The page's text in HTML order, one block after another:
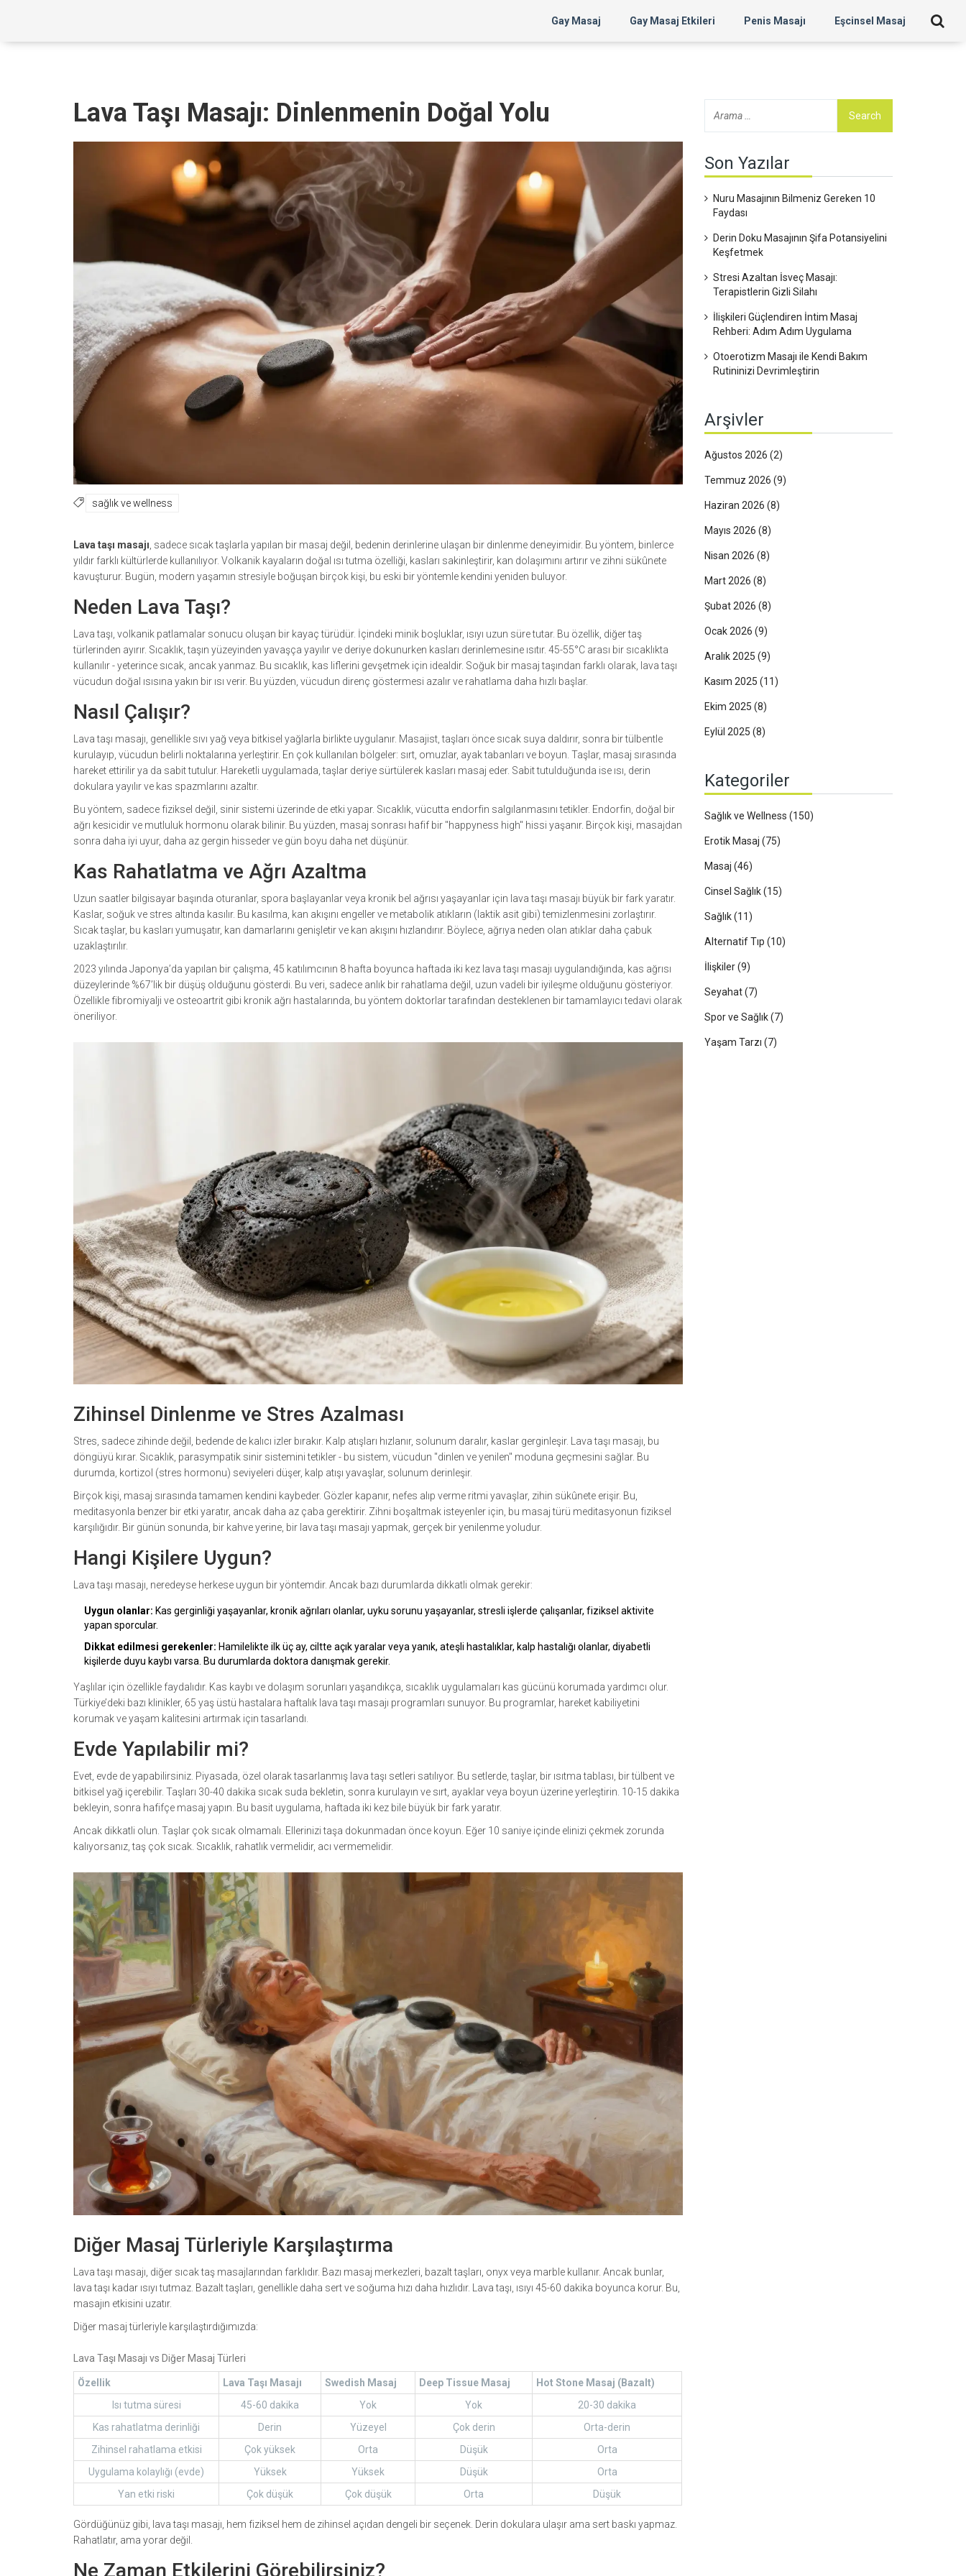
Gay Masaj Gay Masaj Etkileri Penis Masajı Eşcinsel Masaj
Lava Taşı Masajı: Dinlenmenin Doğal Yolu
sağlık ve wellness
Lava taşı masajı , sadece sıcak taşlarla yapılan bir masaj değil, bedenin derinlerine ulaşan bir dinlenme deneyimidir. Bu yöntem, binlerce
yıldır farklı kültürlerde kullanılıyor. Volkanik kayaların doğal ısı tutma özelliği, kasları sakinleştirir, kan dolaşımını artırır ve zihni sükûnete
kavuşturur. Bugün, modern yaşamın stresiyle boğuşan birçok kişi, bu eski bir yöntemle kendini yeniden buluyor.
Neden Lava Taşı?
Lava taşı, volkanik patlamalar sonucu oluşan bir kayaç türüdür. İçindeki minik boşluklar, ısıyı uzun süre tutar. Bu özellik, diğer taş
türlerinden ayırır. Sıcaklık, taşın yüzeyinden yavaşça yayılır ve deriye dokunurken kasları derinlemesine ısıtır. 45-55°C arası bir sıcaklıkta
kullanılır - yeterince sıcak, ancak yanmaz. Bu sıcaklık, kas liflerini gevşetmek için idealdir. Soğuk bir masaj taşından farklı olarak, lava taşı
vücudun doğal ısısına yakın bir ısı verir. Bu yüzden, vücudun direnç göstermesi azalır ve rahatlama daha hızlı başlar.
Nasıl Çalışır?
Lava taşı masajı, genellikle sıvı yağ veya bitkisel yağlarla birlikte uygulanır. Masajist, taşları önce sıcak suya daldırır, sonra bir tülbentle
kurulayıp, vücudun belirli noktalarına yerleştirir. En çok kullanılan bölgeler: sırt, omuzlar, ayak tabanları ve boyun. Taşlar, masaj sırasında
hareket ettirilir ya da sabit tutulur. Hareketli uygulamada, taşlar deriye sürtülerek kasları masaj eder. Sabit tutulduğunda ise ısı, derin
dokulara yayılır ve kas spazmlarını azaltır.
Bu yöntem, sadece fiziksel değil, sinir sistemi üzerinde de etki yapar. Sıcaklık, vücutta endorfin salgılanmasını tetikler. Endorfin, doğal bir
ağrı kesicidir ve mutluluk hormonu olarak bilinir. Bu yüzden, masaj sonrası hafif bir "happyness high" hissi yaşanır. Birçok kişi, masajdan
sonra daha iyi uyur, daha az gergin hisseder ve gün boyu daha net düşünür.
Kas Rahatlatma ve Ağrı Azaltma
Uzun saatler bilgisayar başında oturanlar, spora başlayanlar veya kronik bel ağrısı yaşayanlar için lava taşı masajı büyük bir fark yaratır.
Kaslar, soğuk ve stres altında kasılır. Bu kasılma, kan akışını engeller ve metabolik atıkların (laktik asit gibi) temizlenmesini zorlaştırır.
Sıcak taşlar, bu kasları yumuşatır, kan damarlarını genişletir ve kan akışını hızlandırır. Böylece, ağrıya neden olan atıklar daha çabuk
uzaklaştırılır.
2023 yılında Japonya’da yapılan bir çalışma, 45 katılımcının 8 hafta boyunca haftada iki kez lava taşı masajı uygulandığında, kas ağrısı
düzeylerinde %67’lik bir düşüş olduğunu gösterdi. Bu veri, sadece anlık bir rahatlama değil, uzun vadeli bir iyileşme olduğunu gösteriyor.
Özellikle fibromiyalji ve osteoartrit gibi kronik ağrı hastalarında, bu yöntem doktorlar tarafından desteklenen bir tamamlayıcı tedavi olarak
öneriliyor.
Zihinsel Dinlenme ve Stres Azalması
Stres, sadece zihinde değil, bedende de kalıcı izler bırakır. Kalp atışları hızlanır, solunum daralır, kaslar gerginleşir. Lava taşı masajı, bu
döngüyü kırar. Sıcaklık, parasympatik sinir sistemini tetikler - bu sistem, vücudun "dinlen ve yenilen" moduna geçmesini sağlar. Bu
durumda, kortizol (stres hormonu) seviyeleri düşer, kalp atışı yavaşlar, solunum derinleşir.
Birçok kişi, masaj sırasında tamamen kendini kaybeder. Gözler kapanır, nefes alıp verme ritmi yavaşlar, zihin sükûnete erişir. Bu,
meditasyonla benzer bir etki yaratır, ancak daha az çaba gerektirir. Zihni boşaltmak isteyenler için, bu masaj türü meditasyonun fiziksel
karşılığıdır. Bir günün sonunda, bir kahve yerine, bir lava taşı masajı yapmak, gerçek bir yenilenme yoludur.
Hangi Kişilere Uygun?
Lava taşı masajı, neredeyse herkese uygun bir yöntemdir. Ancak bazı durumlarda dikkatli olmak gerekir:
Uygun olanlar: Kas gerginliği yaşayanlar, kronik ağrıları olanlar, uyku sorunu yaşayanlar, stresli işlerde çalışanlar, fiziksel aktivite
yapan sporcular.
Dikkat edilmesi gerekenler: Hamilelikte ilk üç ay, ciltte açık yaralar veya yanık, ateşli hastalıklar, kalp hastalığı olanlar, diyabetli
kişilerde duyu kaybı varsa. Bu durumlarda doktora danışmak gerekir.
Yaşlılar için özellikle faydalıdır. Kas kaybı ve dolaşım sorunları yaşandıkça, sıcaklık uygulamaları kas gücünü korumada yardımcı olur.
Türkiye’deki bazı klinikler, 65 yaş üstü hastalara haftalık lava taşı masajı programları sunuyor. Bu programlar, hareket kabiliyetini
korumak ve yaşam kalitesini artırmak için tasarlandı.
Evde Yapılabilir mi?
Evet, evde de yapabilirsiniz. Piyasada, özel olarak tasarlanmış lava taşı setleri satılıyor. Bu setlerde, taşlar, bir ısıtma tablası, bir tülbent ve
bitkisel yağ içerebilir. Taşları 30-40 dakika sıcak suda bekletin, sonra kurulayın ve sırt, ayaklar veya boyun üzerine yerleştirin. 10-15 dakika
bekleyin, sonra hafifçe masaj yapın. Bu basit uygulama, haftada iki kez bile büyük bir fark yaratır.
Ancak dikkatli olun. Taşlar çok sıcak olmamalı. Ellerinizi taşa dokunmadan önce koyun. Eğer 10 saniye içinde elinizi çekmek zorunda
kalıyorsanız, taş çok sıcak. Sıcaklık, rahatlık vermelidir, acı vermemelidir.
Diğer Masaj Türleriyle Karşılaştırma
Lava taşı masajı, diğer sıcak taş masajlarından farklıdır. Bazı masaj merkezleri, bazalt taşları, onyx veya marble kullanır. Ancak bunlar,
lava taşı kadar ısıyı tutmaz. Bazalt taşları, genellikle daha sert ve soğuma hızı daha hızlıdır. Lava taşı, ısıyı 45-60 dakika boyunca korur. Bu,
masajın etkisini uzatır.
Diğer masaj türleriyle karşılaştırdığımızda:
Lava Taşı Masajı vs Diğer Masaj Türleri
Özellik Lava Taşı Masajı Swedish Masaj Deep Tissue Masaj
Hot Stone Masaj (Bazalt)
Isı tutma süresi
45-60 dakika Yok Yok
20-30 dakika
Kas rahatlatma derinliği
Derin Yüzeyel Çok derin
Orta-derin
Zihinsel rahatlama etkisi
Çok yüksek Orta Düşük
Orta
Uygulama kolaylığı (evde)
Yüksek Yüksek Düşük
Orta
Yan etki riski
Çok düşük Çok düşük Orta Düşük
Gördüğünüz gibi, lava taşı masajı, hem fiziksel hem de zihinsel açıdan dengeli bir seçenek. Derin dokulara ulaşır ama sert baskı yapmaz.
Rahatlatır, ama yorar değil.
Ne Zaman Etkilerini Görebilirsiniz?
Son Yazılar
Nuru Masajının Bilmeniz Gereken 10
Faydası
Derin Doku Masajının Şifa Potansiyelini
Keşfetmek
Stresi Azaltan İsveç Masajı:
Terapistlerin Gizli Silahı
İlişkileri Güçlendiren İntim Masaj
Rehberi: Adım Adım Uygulama
Otoerotizm Masajı ile Kendi Bakım
Rutininizi Devrimleştirin
Arşivler
Ağustos 2026 (2)
Temmuz 2026 (9)
Haziran 2026 (8)
Mayıs 2026 (8)
Nisan 2026 (8)
Mart 2026 (8)
Şubat 2026 (8)
Ocak 2026 (9)
Aralık 2025 (9)
Kasım 2025 (11)
Ekim 2025 (8)
Eylül 2025 (8)
Kategoriler
Sağlık ve Wellness (150)
Erotik Masaj (75)
Masaj (46)
Cinsel Sağlık(15)
Sağlık(11)
Alternatif Tıp (10)
İlişkiler(9)
Seyahat(7)
Spor ve Sağlık(7)
Yaşam Tarzı (7)